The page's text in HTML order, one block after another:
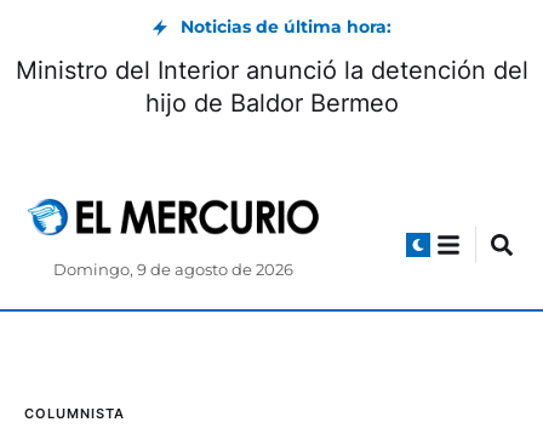
Noticias de última hora:
Ministro del Interior anunció la detención del
hijo de Baldor Bermeo
Domingo, 9 de agosto de 2026
COLUMNISTA